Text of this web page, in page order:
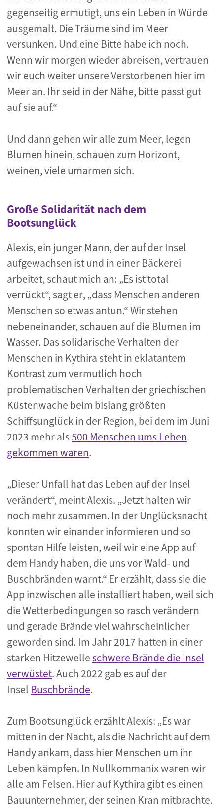
gegenseitig ermutigt, uns ein Leben in Würde
ausgemalt. Die Träume sind im Meer
versunken. Und eine Bitte habe ich noch.
Wenn wir morgen wieder abreisen, vertrauen
wir euch weiter unsere Verstorbenen hier im
Meer an. Ihr seid in der Nähe, bitte passt gut
auf sie auf.“
Und dann gehen wir alle zum Meer, legen
Blumen hinein, schauen zum Horizont,
weinen, viele umarmen sich.
Große Solidarität nach dem
Bootsunglück
Alexis, ein junger Mann, der auf der Insel
aufgewachsen ist und in einer Bäckerei
arbeitet, schaut mich an: „Es ist total
verrückt“, sagt er, „dass Menschen anderen
Menschen so etwas antun.“ Wir stehen
nebeneinander, schauen auf die Blumen im
Wasser. Das solidarische Verhalten der
Menschen in Kythira steht in eklatantem
Kontrast zum vermutlich hoch
problematischen Verhalten der griechischen
Küstenwache beim bislang größten
Schiffsunglück in der Region, bei dem im Juni
2023 mehr als500 Menschen ums Leben
gekommen waren.
„Dieser Unfall hat das Leben auf der Insel
verändert“, meint Alexis. „Jetzt halten wir
noch mehr zusammen. In der Unglücksnacht
konnten wir einander informieren und so
spontan Hilfe leisten, weil wir eine App auf
dem Handy haben, die uns vor Wald- und
Buschbränden warnt.“ Er erzählt, dass sie die
App inzwischen alle installiert haben, weil sich
die Wetterbedingungen so rasch verändern
und gerade Brände viel wahrscheinlicher
geworden sind. Im Jahr 2017 hatten in einer
starken Hitzewelleschwere Brände die Insel
verwüstet. Auch 2022 gab es auf der
Insel Buschbrände.
Zum Bootsunglück erzählt Alexis: „Es war
mitten in der Nacht, als die Nachricht auf dem
Handy ankam, dass hier Menschen um ihr
Leben kämpfen. In Nullkommanix waren wir
alle am Felsen. Hier auf Kythira gibt es einen
Bauunternehmer, der seinen Kran mitbrachte.